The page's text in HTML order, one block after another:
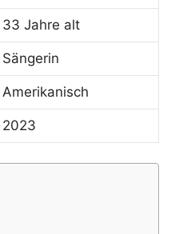
33 Jahre alt
Sängerin
Amerikanisch
2023